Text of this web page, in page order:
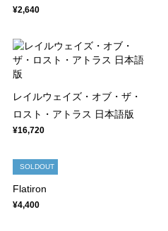
¥2,640
レイルウェイズ・オブ・ザ・
ロスト・アトラス 日本語版
¥16,720
SOLDOUT
Flatiron
¥4,400